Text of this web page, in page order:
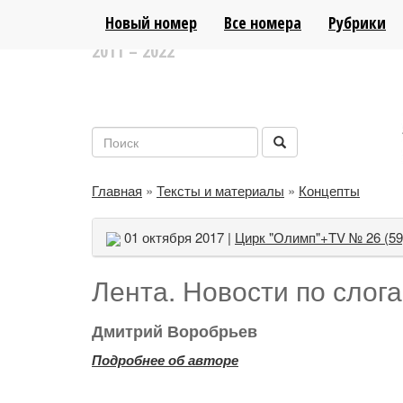
ЛИТЕРАТУРНО-АНАЛИТИЧЕСКИЙ
2011 – 2022
Новый номер Все номера Рубрики
Главная » Тексты и материалы » Концепты
01 октября 2017 | Цирк "Олимп"+TV № 26
Лента. Новости по
Дмитрий Воробрьев
Подробнее об авторе